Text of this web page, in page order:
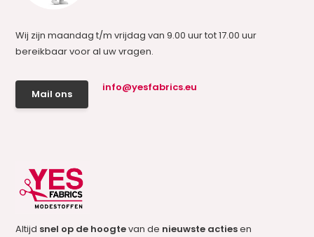
Wij zijn maandag t/m vrijdag van 9.00 uur tot 17.00 uur
bereikbaar voor al uw vragen.
Mail ons
info@yesfabrics.eu
Altijd snel op de hoogtevan de nieuwste actiesen